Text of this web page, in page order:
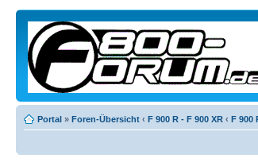
Portal » Foren-Übersicht ‹ F 900 R - F 900 XR ‹ F 900